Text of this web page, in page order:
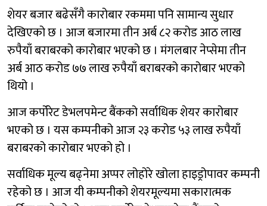
शेयर बजार बढेसँगै कारोबार रकममा पनि सामान्य सुधार
देखिएको छ । आज बजारमा तीन अर्ब ८२ करोड आठ लाख
रुपैयाँ बराबरको कारोबार भएको छ । मंगलबार नेप्सेमा तीन
अर्ब आठ करोड ७७ लाख रुपैयाँ बराबरको कारोबार भएको
थियो ।
आज कर्पोरेट डेभलपमेन्ट बैंकको सर्वाधिक शेयर कारोबार
भएको छ । यस कम्पनीको आज २३ करोड ५३ लाख रुपैयाँ
बराबरको कारोबार भएको हो ।
सर्वाधिक मूल्य बढ्नेमा अप्पर लोहोरे खोला हाइड्रोपावर कम्पनी
रहेको छ । आज यी कम्पनीको शेयरमूल्यमा सकारात्मक